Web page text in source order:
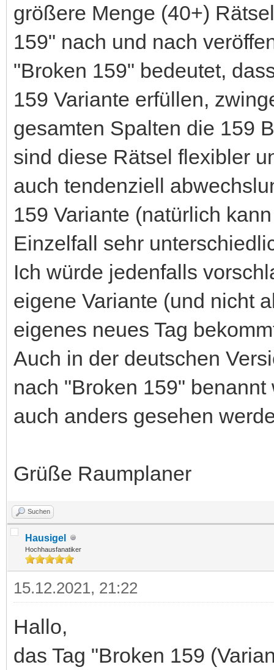
größere Menge (40+)
159" nach und nach
"Broken 159" bedeutet,
159 Variante erfüllen,
gesamten Spalten die 159
sind diese Rätsel flexibler
auch tendenziell
159 Variante (natürlich
Einzelfall sehr
Ich würde jedenfalls
eigene Variante (und nicht
eigenes neues Tag
Auch in der deutschen
nach "Broken 159"
auch anders gesehen
Grüße Raumplaner
Suchen
Hausigel
Hochhausfanatiker
15.12.2021, 21:22
Hallo,
das Tag "Broken 159